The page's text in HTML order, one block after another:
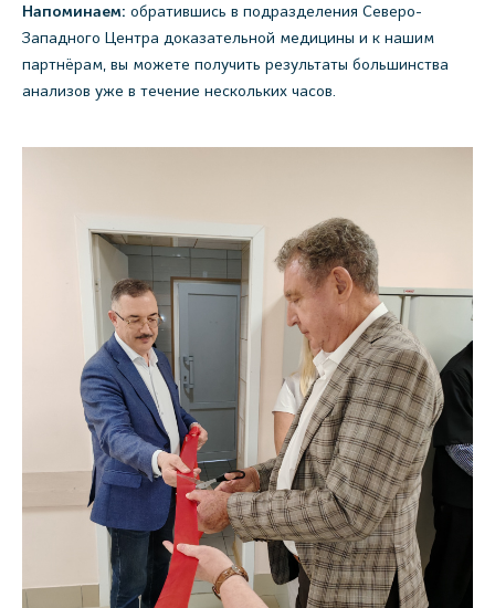
Напоминаем: обратившись в подразделения Северо-
Западного Центра доказательной медицины и к нашим
партнёрам, вы можете получить результаты большинства
анализов уже в течение нескольких часов.